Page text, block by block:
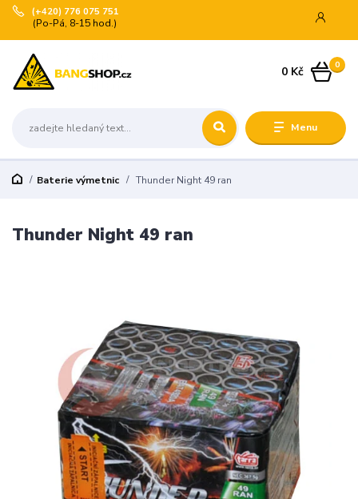
Menu
(+420) 776 075 751
(Po-Pá, 8-15 hod.)
0
0 Kč
Baterie výmetnic Thunder Night 49 ran
Thunder Night 49 ran